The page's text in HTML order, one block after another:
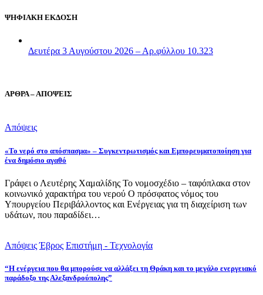
ΨΗΦΙΑΚΗ ΕΚΔΟΣΗ
Δευτέρα 3 Αυγούστου 2026 – Αρ.φύλλου 10.323
ΑΡΘΡΑ – ΑΠΟΨΕΙΣ
Απόψεις
«Το νερό στο απόσπασμα» – Συγκεντρωτισμός και Εμπορευματοποίηση για
ένα δημόσιο αγαθό
Γράφει ο Λευτέρης Χαμαλίδης Το νομοσχέδιο – ταφόπλακα στον
κοινωνικό χαρακτήρα του νερού Ο πρόσφατος νόμος του
Υπουργείου Περιβάλλοντος και Ενέργειας για τη διαχείριση των
υδάτων, που παραδίδει…
Απόψεις Έβρος Επιστήμη - Τεχνολογία
“Η ενέργεια που θα μπορούσε να αλλάξει τη Θράκη και το μεγάλο ενεργειακό
παράδοξο της Αλεξανδρούπολης”